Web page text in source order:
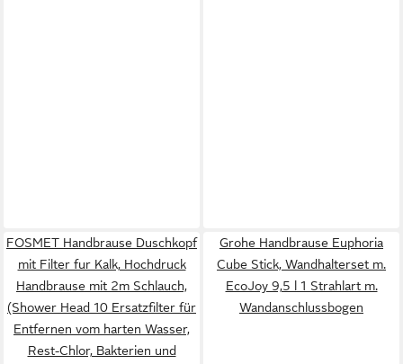
FOSMET Handbrause Duschkopf
mit Filter fur Kalk, Hochdruck
Handbrause mit 2m Schlauch,
(Shower Head 10 Ersatzfilter für
Entfernen vom harten Wasser,
Rest-Chlor, Bakterien und
Grohe Handbrause Euphoria
Cube Stick, Wandhalterset m.
EcoJoy 9,5 l 1 Strahlart m.
Wandanschlussbogen